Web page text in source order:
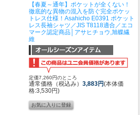
【春夏～通年】ポケットが全くない！
徹底的な異物の混入を防ぐ完全ポケッ
トレス仕様！ Asahicho E0391 ポケット
レス長袖シャツ／JIS T8118適合／エコ
マーク認定商品│アサヒチョウ,旭蝶繊
維
定価7,260円のところ
通常価格（税込み） 3,883円(本体価
格:3,530円)